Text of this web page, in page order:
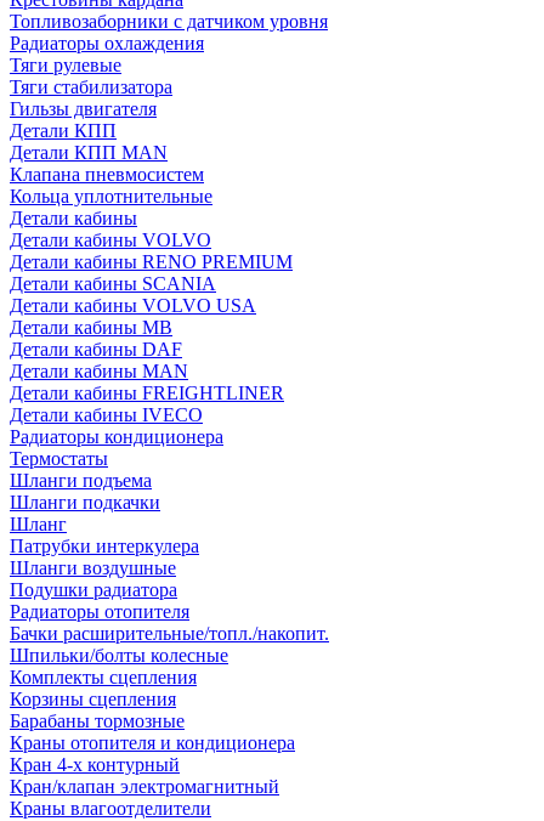
Топливозаборники с датчиком уровня
Радиаторы охлаждения
Тяги рулевые
Тяги стабилизатора
Гильзы двигателя
Детали КПП
Детали КПП MAN
Клапана пневмосистем
Кольца уплотнительные
Детали кабины
Детали кабины VOLVO
Детали кабины RENO PREMIUM
Детали кабины SCANIA
Детали кабины VOLVO USA
Детали кабины MB
Детали кабины DAF
Детали кабины MAN
Детали кабины FREIGHTLINER
Детали кабины IVECO
Радиаторы кондиционера
Термостаты
Шланги подъема
Шланги подкачки
Шланг
Патрубки интеркулера
Шланги воздушные
Подушки радиатора
Радиаторы отопителя
Бачки расширительные/топл./накопит.
Шпильки/болты колесные
Комплекты сцепления
Корзины сцепления
Барабаны тормозные
Краны отопителя и кондиционера
Кран 4-х контурный
Кран/клапан электромагнитный
Краны влагоотделители